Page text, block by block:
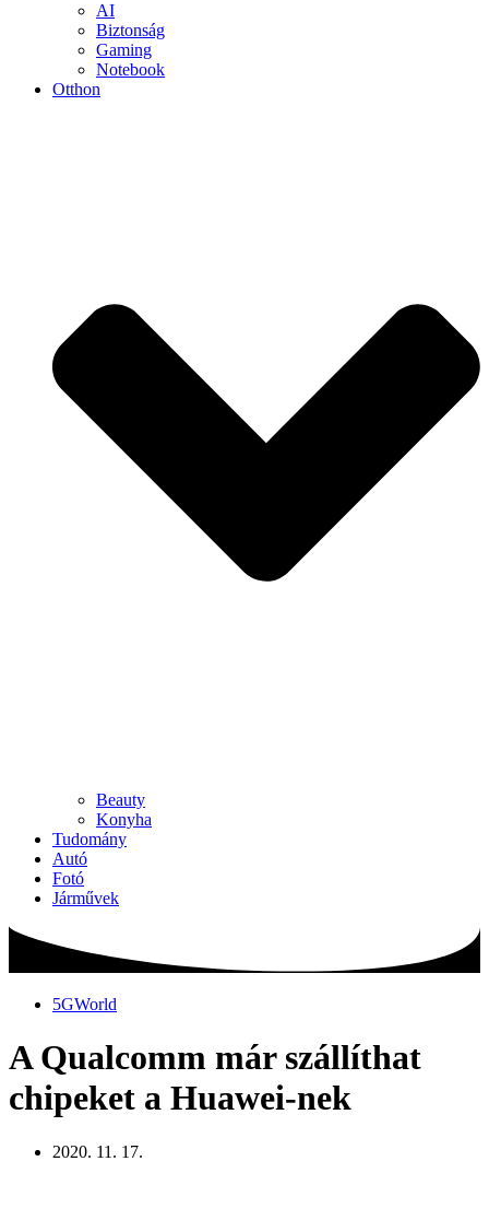
AI
Biztonság
Gaming
Notebook
Otthon
Beauty
Konyha
Tudomány
Autó
Fotó
Járművek
5GWorld
A Qualcomm már szállíthat
chipeket a Huawei-nek
2020. 11. 17.